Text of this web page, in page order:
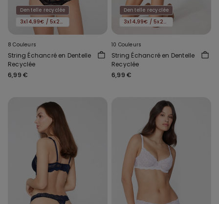
Dentelle recyclée
3x14,99€ / 5x22,99€
8 Couleurs
String Échancré en Dentelle
Recyclée
6,99 €
Dentelle recyclée
3x14,99€ / 5x22,99€
10 Couleurs
String Échancré en Dentelle
Recyclée
6,99 €